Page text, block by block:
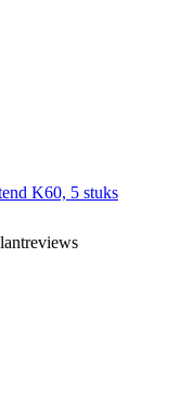
K60, 5 stuks